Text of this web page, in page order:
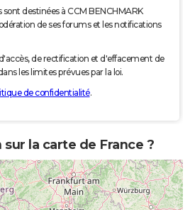
destinées à CCM BENCHMARK
de ses forums et les notifications
de rectification et d'effacement de
les limites prévues par la loi.
de confidentialité.
la carte de France ?